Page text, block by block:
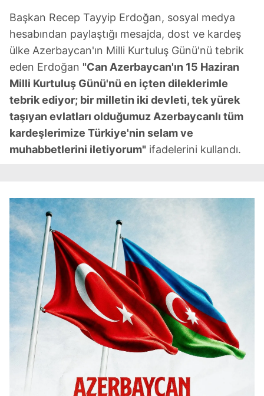
Başkan Recep Tayyip Erdoğan, sosyal medya
hesabından paylaştığı mesajda, dost ve kardeş
ülke Azerbaycan'ın Milli Kurtuluş Günü'nü tebrik
eden Erdoğan "Can Azerbaycan'ın 15 Haziran
Milli Kurtuluş Günü'nü en içten dileklerimle
tebrik ediyor; bir milletin iki devleti, tek yürek
taşıyan evlatları olduğumuz Azerbaycanlı tüm
kardeşlerimize Türkiye'nin selam ve
muhabbetlerini iletiyorum" ifadelerini kullandı.